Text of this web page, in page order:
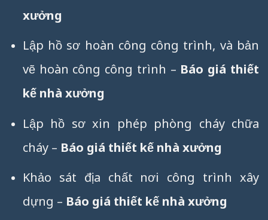
xưởng
Lập hồ sơ hoàn công công trình, và bản
vẽ hoàn công công trình – Báo giá thiết
kế nhà xưởng
Lập hồ sơ xin phép phòng cháy chữa
cháy – Báo giá thiết kế nhà xưởng
Khảo sát địa chất nơi công trình xây
dựng – Báo giá thiết kế nhà xưởng